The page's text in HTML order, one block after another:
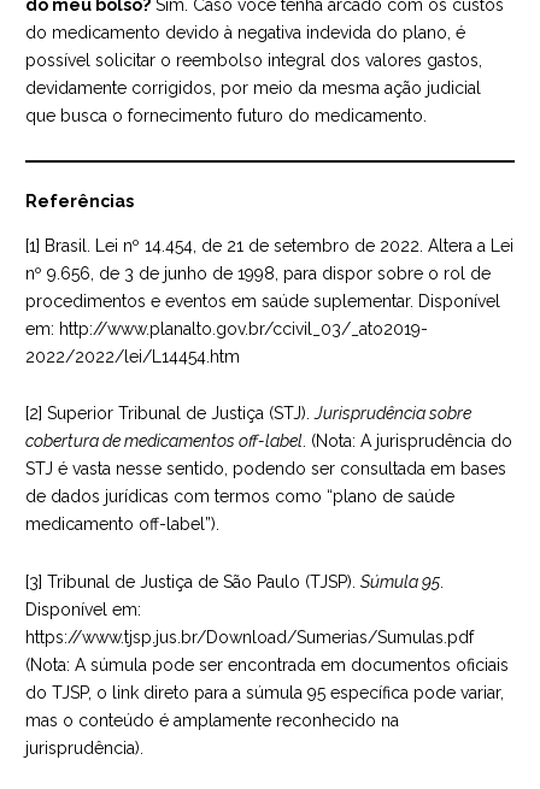
do meu bolso? Sim. Caso você tenha arcado com os custos
do medicamento devido à negativa indevida do plano, é
possível solicitar o reembolso integral dos valores gastos,
devidamente corrigidos, por meio da mesma ação judicial
que busca o fornecimento futuro do medicamento.
Referências
[1] Brasil. Lei nº 14.454, de 21 de setembro de 2022. Altera a Lei
nº 9.656, de 3 de junho de 1998, para dispor sobre o rol de
procedimentos e eventos em saúde suplementar. Disponível
em: http://www.planalto.gov.br/ccivil_03/_ato2019-
2022/2022/lei/L14454.htm
[2] Superior Tribunal de Justiça (STJ).Jurisprudência sobre
cobertura de medicamentos off-label. (Nota: A jurisprudência do
STJ é vasta nesse sentido, podendo ser consultada em bases
de dados jurídicas com termos como “plano de saúde
medicamento off-label”).
[3] Tribunal de Justiça de São Paulo (TJSP). Súmula 95
Disponível em:
https://www.tjsp.jus.br/Download/Sumerias/Sumulas.pdf
(Nota: A súmula pode ser encontrada em documentos oficiais
do TJSP, o link direto para a súmula 95 específica pode variar,
mas o conteúdo é amplamente reconhecido na
jurisprudência).